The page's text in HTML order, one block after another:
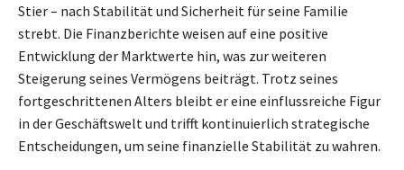
Stier – nach Stabilität und Sicherheit für seine Familie
strebt. Die Finanzberichte weisen auf eine positive
Entwicklung der Marktwerte hin, was zur weiteren
Steigerung seines Vermögens beiträgt. Trotz seines
fortgeschrittenen Alters bleibt er eine einflussreiche Figur
in der Geschäftswelt und trifft kontinuierlich strategische
Entscheidungen, um seine finanzielle Stabilität zu wahren.